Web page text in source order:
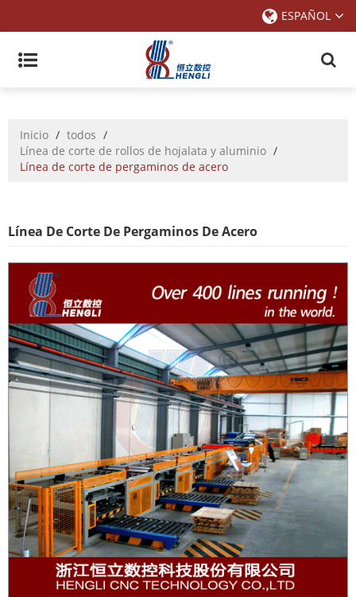
ESPAÑOL
Inicio / todos /
Línea de corte de rollos de hojalata y aluminio /
Línea de corte de pergaminos de acero
Línea De Corte De Pergaminos De Acero